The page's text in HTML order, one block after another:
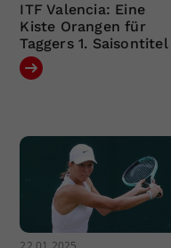
ITF Valencia: Eine
Kiste Orangen für
Taggers 1. Saisontitel